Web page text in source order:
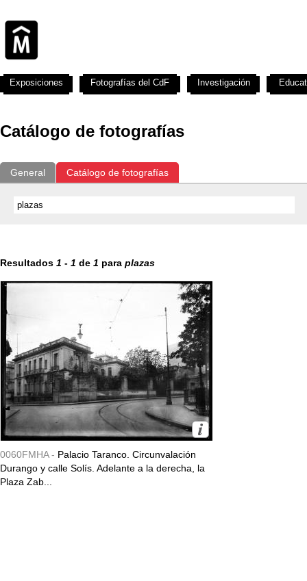
Catálogo de fotografías
General Catálogo de fotografías
Resultados 1 - 1 de 1 para plazas
0060FMHA - Palacio Taranco. Circunvalación
Durango y calle Solís. Adelante a la derecha, la
Plaza Zab...
Exposiciones Fotografías del CdF Investigación